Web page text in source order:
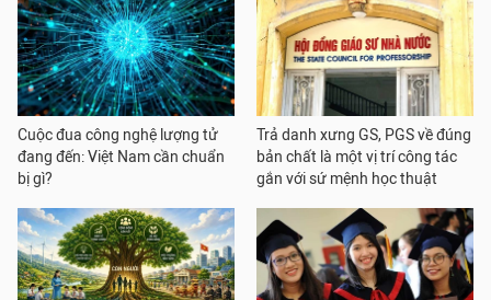
Cuộc đua công nghệ lượng tử
đang đến: Việt Nam cần chuẩn
bị gì?
Trả danh xưng GS, PGS về đúng
bản chất là một vị trí công tác
gắn với sứ mệnh học thuật